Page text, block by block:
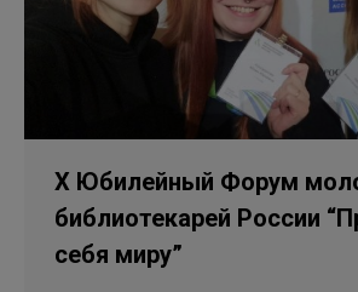
Х Юбилейный Форум
библиотекарей России
себя миру”